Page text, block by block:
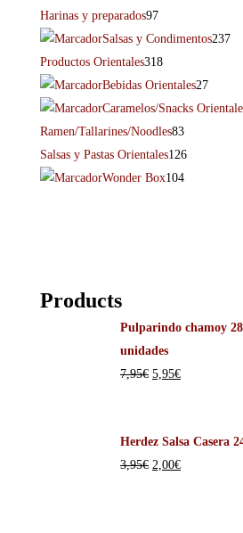
Harinas y preparados97
Salsas y Condimentos237
Productos Orientales318
Bebidas Orientales27
Caramelos/Snacks
Ramen/Tallarines/Noodles83
Salsas y Pastas Orientales126
Wonder Box104
Products
Pulparindo chamoy
unidades
7,95€ 5,95€
Herdez Salsa Casera
3,95€ 2,00€